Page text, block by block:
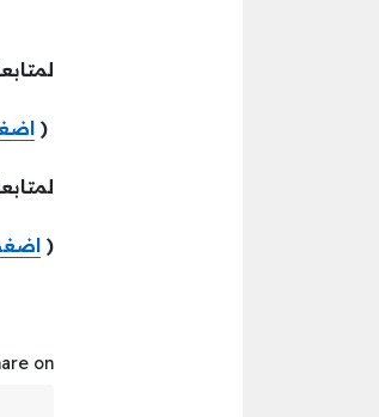
(
(
on ...